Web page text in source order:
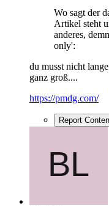
Wo sagt der
Artikel steht
anderes,
only':
du musst nicht
ganz groß....
https://pmdg.com/
Report